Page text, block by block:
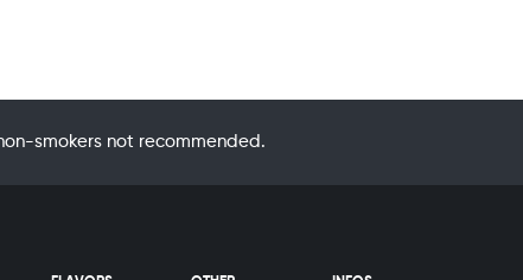
smokers not recommended.